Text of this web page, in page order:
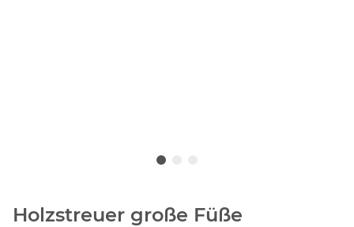
Holzstreuer große Füße